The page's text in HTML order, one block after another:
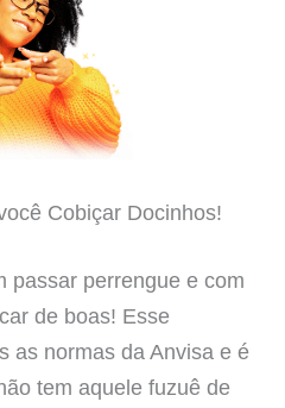
Cobiçar Docinhos!
passar perrengue e com
de boas! Esse
as normas da Anvisa e é
tem aquele fuzuê de